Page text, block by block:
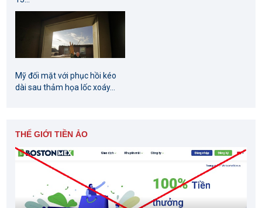
Mỹ đối mặt với phục hồi kéo
dài sau thảm họa lốc xoáy...
THẾ GIỚI TIỀN ẢO